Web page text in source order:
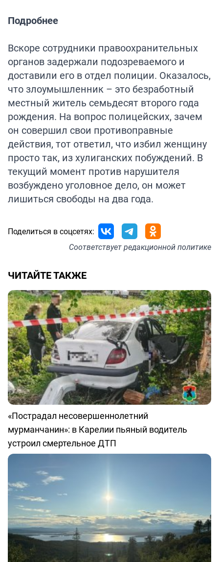
Подробнее
Вскоре сотрудники правоохранительных
органов задержали подозреваемого и
доставили его в отдел полиции. Оказалось,
что злоумышленник – это безработный
местный житель семьдесят второго года
рождения. На вопрос полицейских, зачем
он совершил свои противоправные
действия, тот ответил, что избил женщину
просто так, из хулиганских побуждений. В
текущий момент против нарушителя
возбуждено уголовное дело, он может
лишиться свободы на два года.
Поделиться в соцсетях:
Соответствуетредакционной политике
ЧИТАЙТЕ ТАКЖЕ
«Пострадал несовершеннолетний
мурманчанин»: в Карелии пьяный водитель
устроил смертельное ДТП